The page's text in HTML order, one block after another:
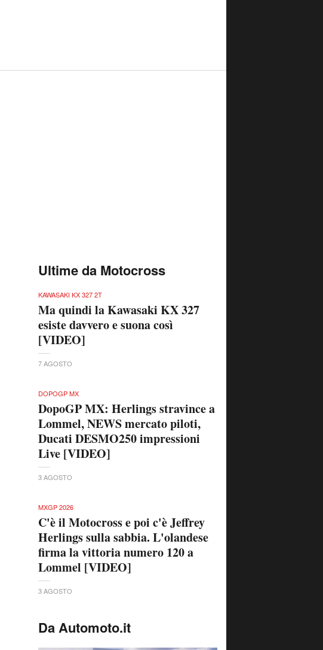
Ultime da Motocross
KAWASAKI KX 327 2T
Ma quindi la Kawasaki KX 327
esiste davvero e suona così
[VIDEO]
7 AGOSTO
DOPOGP MX
DopoGP MX: Herlings stravince a
Lommel, NEWS mercato piloti,
Ducati DESMO250 impressioni
Live [VIDEO]
3 AGOSTO
MXGP 2026
C'è il Motocross e poi c'è Jeffrey
Herlings sulla sabbia. L'olandese
firma la vittoria numero 120 a
Lommel [VIDEO]
3 AGOSTO
Da Automoto.it